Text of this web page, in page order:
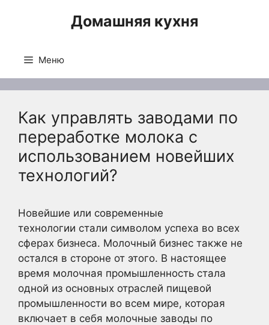
Домашняя кухня
Меню
Как управлять заводами по
переработке молока с
использованием новейших
технологий?
Новейшие или современные
технологии стали символом успеха во всех
сферах бизнеса. Молочный бизнес также не
остался в стороне от этого. В настоящее
время молочная промышленность стала
одной из основных отраслей пищевой
промышленности во всем мире, которая
включает в себя молочные заводы по